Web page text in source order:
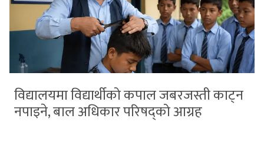
विद्यालयमा विद्यार्थीको कपाल जबरजस्ती काट्न
नपाइने, बाल अधिकार परिषद्को आग्रह